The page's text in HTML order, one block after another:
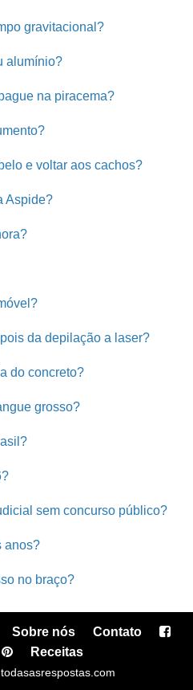
gravitacional?
alumínio?
na piracema?
e voltar aos cachos?
Aspide?
da depilação a laser?
do concreto?
grosso?
sem concurso público?
anos?
no braço?
Sobre nós
Contato
Receitas